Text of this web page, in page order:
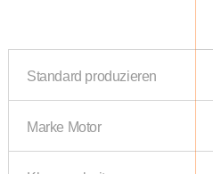
Standard produzieren
Marke Motor